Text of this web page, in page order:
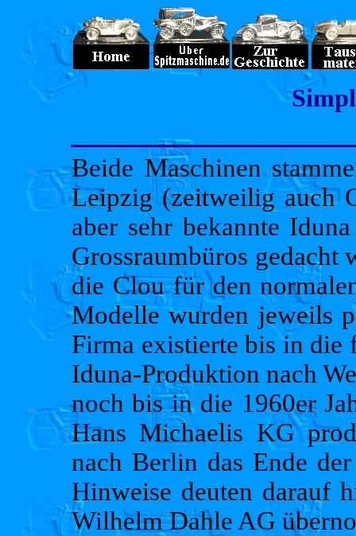
Beide Maschinen
Leipzig (zeitweilig auch
aber sehr bekannte
Grossraumbüros gedacht
die Clou für den
Modelle wurden jeweils
Firma existierte bis in die
Iduna-Produktion nach
noch bis in die 1960er
Hans Michaelis KG
nach Berlin das Ende
Hinweise deuten darauf
Wilhelm Dahle AG